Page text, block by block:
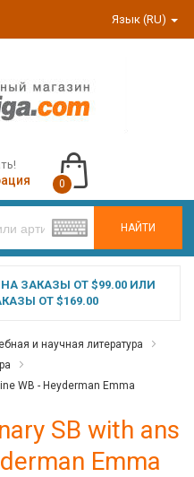
Язык (RU)
НАЙТИ
0
ЗАКАЗЫ ОТ $99.00 ИЛИ
ОТ $169.00
и научная литература
WB - Heyderman Emma
SB with ans
Emma